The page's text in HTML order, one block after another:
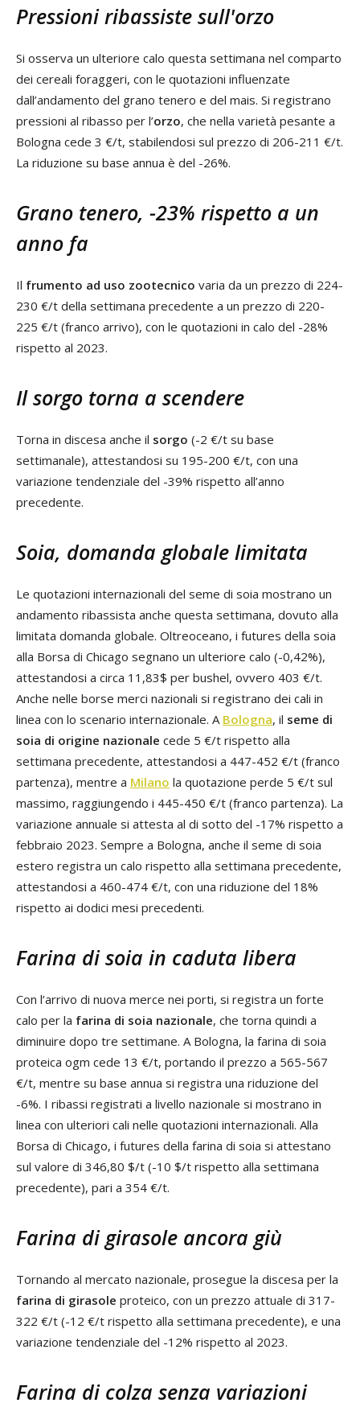
Pressioni ribassiste sull'orzo
Si osserva un ulteriore calo questa settimana nel comparto
dei cereali foraggeri, con le quotazioni influenzate
dall’andamento del grano tenero e del mais. Si registrano
pressioni al ribasso per l’orzo, che nella varietà pesante a
Bologna cede 3 €/t, stabilendosi sul prezzo di 206-211 €/t.
La riduzione su base annua è del -26%.
Grano tenero, -23% rispetto a un
anno fa
Il frumento ad uso zootecnico varia da un prezzo di 224-
230 €/t della settimana precedente a un prezzo di 220-
225 €/t (franco arrivo), con le quotazioni in calo del -28%
rispetto al 2023.
Il sorgo torna a scendere
Torna in discesa anche il sorgo (-2 €/t su base
settimanale), attestandosi su 195-200 €/t, con una
variazione tendenziale del -39% rispetto all’anno
precedente.
Soia, domanda globale limitata
Le quotazioni internazionali del seme di soia mostrano un
andamento ribassista anche questa settimana, dovuto alla
limitata domanda globale. Oltreoceano, i futures della soia
alla Borsa di Chicago segnano un ulteriore calo (-0,42%),
attestandosi a circa 11,83$ per bushel, ovvero 403 €/t.
Anche nelle borse merci nazionali si registrano dei cali in
linea con lo scenario internazionale. A Bologna, il seme di
soia di origine nazionale cede 5 €/t rispetto alla
settimana precedente, attestandosi a 447-452 €/t (franco
partenza), mentre a Milano la quotazione perde 5 €/t sul
massimo, raggiungendo i 445-450 €/t (franco partenza). La
variazione annuale si attesta al di sotto del -17% rispetto a
febbraio 2023. Sempre a Bologna, anche il seme di soia
estero registra un calo rispetto alla settimana precedente,
attestandosi a 460-474 €/t, con una riduzione del 18%
rispetto ai dodici mesi precedenti.
Farina di soia in caduta libera
Con l’arrivo di nuova merce nei porti, si registra un forte
calo per la farina di soia nazionale, che torna quindi a
diminuire dopo tre settimane. A Bologna, la farina di soia
proteica ogm cede 13 €/t, portando il prezzo a 565-567
€/t, mentre su base annua si registra una riduzione del
-6%. I ribassi registrati a livello nazionale si mostrano in
linea con ulteriori cali nelle quotazioni internazionali. Alla
Borsa di Chicago, i futures della farina di soia si attestano
sul valore di 346,80 $/t (-10 $/t rispetto alla settimana
precedente), pari a 354 €/t.
Farina di girasole ancora giù
Tornando al mercato nazionale, prosegue la discesa per la
farina di girasole proteico, con un prezzo attuale di 317-
322 €/t (-12 €/t rispetto alla settimana precedente), e una
variazione tendenziale del -12% rispetto al 2023.
Farina di colza senza variazioni